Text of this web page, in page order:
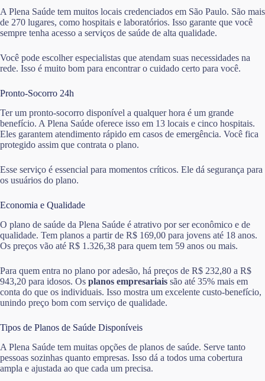
A Plena Saúde tem muitos locais credenciados em São Paulo. São mais
de 270 lugares, como hospitais e laboratórios. Isso garante que você
sempre tenha acesso a serviços de saúde de alta qualidade.
Você pode escolher especialistas que atendam suas necessidades na
rede. Isso é muito bom para encontrar o cuidado certo para você.
Pronto-Socorro 24h
Ter um pronto-socorro disponível a qualquer hora é um grande
benefício. A Plena Saúde oferece isso em 13 locais e cinco hospitais.
Eles garantem atendimento rápido em casos de emergência. Você fica
protegido assim que contrata o plano.
Esse serviço é essencial para momentos críticos. Ele dá segurança para
os usuários do plano.
Economia e Qualidade
O plano de saúde da Plena Saúde é atrativo por ser econômico e de
qualidade. Tem planos a partir de R$ 169,00 para jovens até 18 anos.
Os preços vão até R$ 1.326,38 para quem tem 59 anos ou mais.
Para quem entra no plano por adesão, há preços de R$ 232,80 a R$
943,20 para idosos. Os planos empresariais são até 35% mais em
conta do que os individuais. Isso mostra um excelente custo-benefício,
unindo preço bom com serviço de qualidade.
Tipos de Planos de Saúde Disponíveis
A Plena Saúde tem muitas opções de planos de saúde. Serve tanto
pessoas sozinhas quanto empresas. Isso dá a todos uma cobertura
ampla e ajustada ao que cada um precisa.